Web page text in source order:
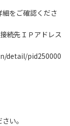
をご確認くださ
続先ＩＰアドレス
detail/pid250000
い。